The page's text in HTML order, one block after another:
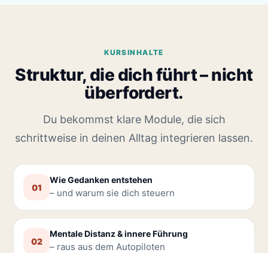
KURSINHALTE
Struktur, die dich führt – nicht
überfordert.
Du bekommst klare Module, die sich
schrittweise in deinen Alltag integrieren lassen.
01
Wie Gedanken entstehen
– und warum sie dich steuern
02
Mentale Distanz & innere Führung
– raus aus dem Autopiloten